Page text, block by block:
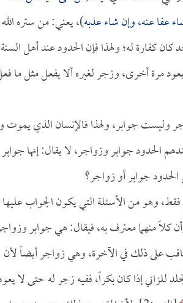
عفا عنه، وإن شاء عذبه)، يعني: من ستره الله
كفارة له؛ ولهذا فإن الحدود عند أهل
مرة أخرى، وزجر لغيره ألا يفعل مثل ما
وليست جوابر، ولهذا فالإنسان الذي
الحدود جوابر وزواجر، لا يقال: إنها جوابر
جوابر أو زواجر؟
وهو من الأسئلة التي يكون الجواب عليها
كلاً منهما معترف به، فيقال: هي جوابر
على ذلك في الآخرة، وهي زواجر أيضاً لأن
للزاني إذا كان بكراً، ففيه زجر له حتى لا